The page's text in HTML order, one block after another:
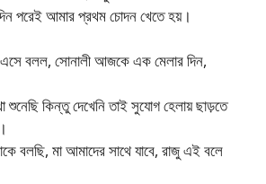
পরেই আমার প্রথম চোদন খেতে হয়।
বলল, সোনালী আজকে এক মেলার দিন,
শুনেছি কিন্তু দেখেনি তাই সুযোগ হেলায় ছাড়তে
বলছি, মা আমাদের সাথে যাবে, রাজু এই বলে